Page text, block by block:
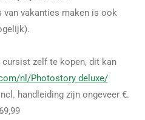
van vakanties maken is ook
zelf te kopen, dit kan
nl/Photostory deluxe/
handleiding zijn ongeveer €.
69,99